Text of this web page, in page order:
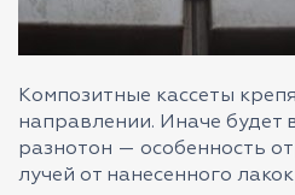
Композитные кассеты
направлении. Иначе будет
разнотон — особенность
лучей от нанесенного